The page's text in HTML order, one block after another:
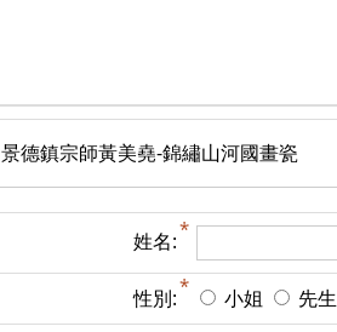
景德鎮宗師黃美堯-錦繡山河國畫瓷
姓名:
性別: 小姐 先生